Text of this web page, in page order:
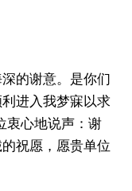
的谢意。是你们
进入我梦寐以求
衷心地说声：谢
祝愿，愿贵单位